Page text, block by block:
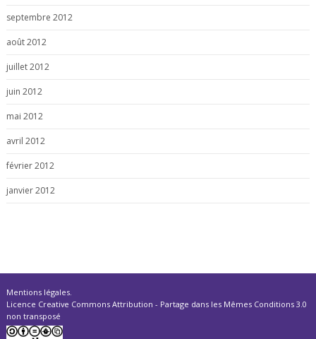
septembre 2012
août 2012
juillet 2012
juin 2012
mai 2012
avril 2012
février 2012
janvier 2012
Mentions légales.
Licence Creative Commons Attribution - Partage dans les Mêmes Conditions 3.0
non transposé